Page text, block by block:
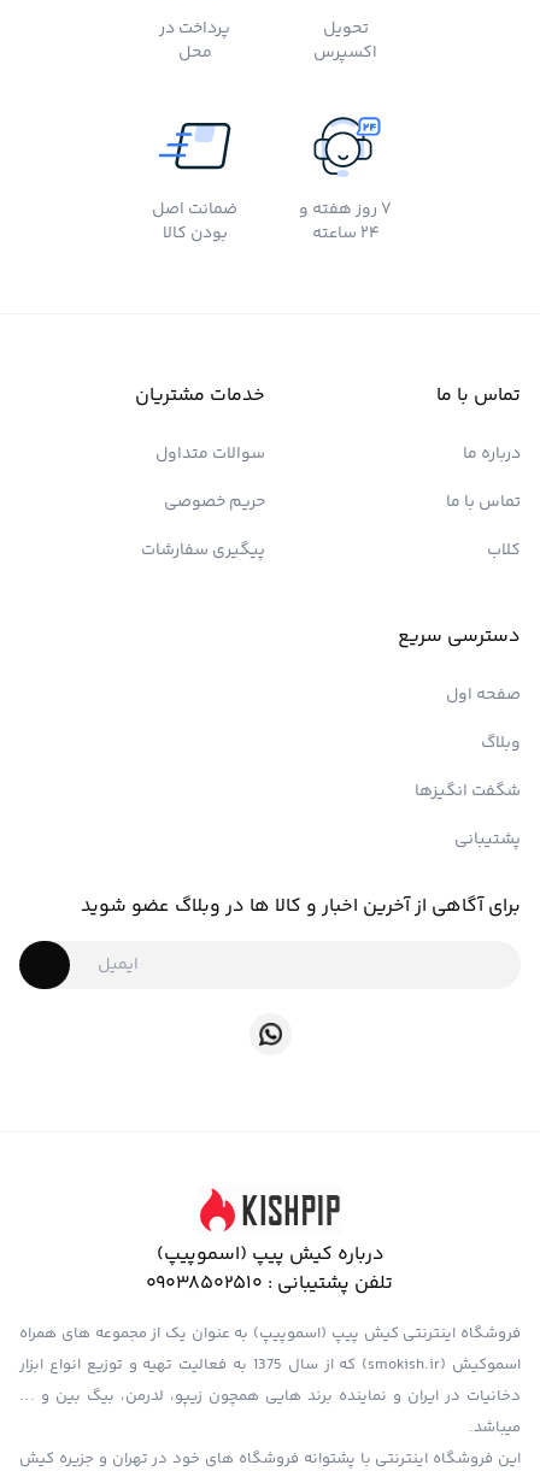
تحویل
اکسپرس
پرداخت در
محل
7 روز هفته و
24 ساعته
ضمانت اصل
بودن کالا
تماس با ما
درباره ما
تماس با ما
کلاب
خدمات مشتریان
سوالات متداول
حریم خصوصی
پیگیری سفارشات
دسترسی سریع
صفحه اول
وبلاگ
شگفت انگیزها
پشتیبانی
برای آگاهی از آخرین اخبار و کالا ها در وبلاگ عضو شوید
درباره کیش پیپ (اسموپیپ)
تلفن پشتیبانی : 09038502510
فروشگاه اینترنتی کیش پیپ (اسموپیپ) به عنوان یک از مجموعه های همراه
اسموکیش (smokish.ir) که از سال 1375 به فعالیت تهیه و توزیع انواع ابزار
دخانیات در ایران و نماینده برند هایی همچون زیپو، لدرمن، بیگ بین و …
میباشد.
این فروشگاه اینترنتی با پشتوانه فروشگاه های خود در تهران و جزیره کیش